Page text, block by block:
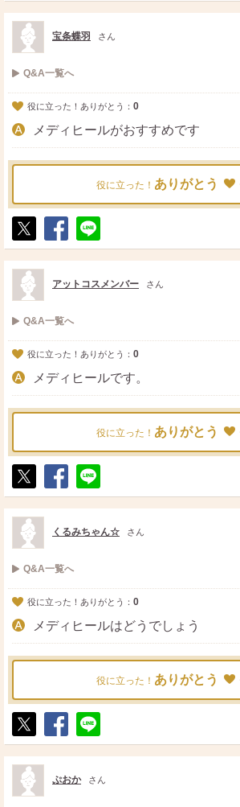
ス
ト
ェ
る
宝条蝶羽 さん
Q&A一覧へ
役に立った！ありがとう： 0
メディヒールがおすすめです
役に立った！ ありがとう
ポ
ス
ト
シ
ェ
送
る
アットコスメンバー さん
Q&A一覧へ
役に立った！ありがとう： 0
メディヒールです。
役に立った！ ありがとう
ポ
ス
ト
シ
ェ
送
る
くるみちゃん☆ さん
Q&A一覧へ
役に立った！ありがとう： 0
メディヒールはどうでしょう
役に立った！ ありがとう
ポ
ス
ト
シ
ェ
送
る
ぷおか さん